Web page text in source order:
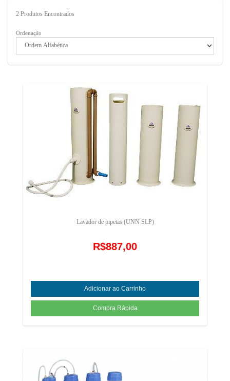
2 Produtos Encontrados
Ordenação
Lavador de pipetas (UNN SLP)
R$887,00